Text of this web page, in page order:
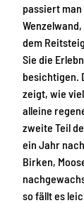
passiert
dem
Sie die
besichtigen.
zeigt, wie
alleine
zweite Teil
ein Jahr
Birken,
so fällt es